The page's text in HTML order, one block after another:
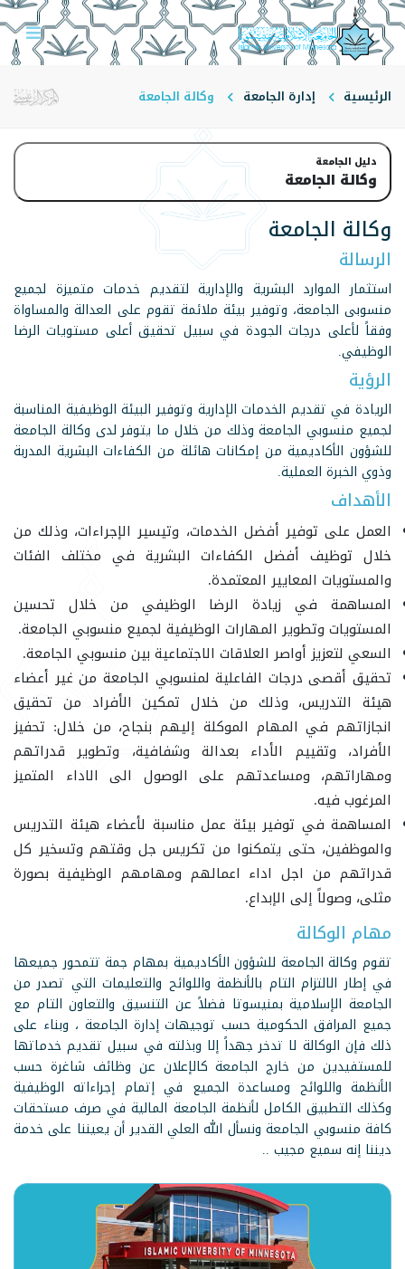
الرئيسية إدارة الجامعة وكالة الجامعة
دليل الجامعة
وكالة الجامعة
وكالة الجامعة
الرسالة
استثمار الموارد البشرية والإدارية لتقديم خدمات متميزة لجميع
منسوبي الجامعة، وتوفير بيئة ملائمة تقوم على العدالة والمساواة
وفقاً لأعلى درجات الجودة في سبيل تحقيق أعلى مستويات الرضا
الوظيفي.
الرؤية
الريادة في تقديم الخدمات الإدارية وتوفير البيئة الوظيفية المناسبة
لجميع منسوبي الجامعة وذلك من خلال ما يتوفر لدى وكالة الجامعة
للشؤون الأكاديمية من إمكانات هائلة من الكفاءات البشرية المدربة
وذوي الخبرة العملية.
الأهداف
العمل على توفير أفضل الخدمات، وتيسير الإجراءات، وذلك من
خلال توظيف أفضل الكفاءات البشرية في مختلف الفئات
والمستويات المعايير المعتمدة.
المساهمة في زيادة الرضا الوظيفي من خلال تحسين
المستويات وتطوير المهارات الوظيفية لجميع منسوبي الجامعة.
السعي لتعزيز أواصر العلاقات الاجتماعية بين منسوبي الجامعة.
تحقيق أقصى درجات الفاعلية لمنسوبي الجامعة من غير أعضاء
هيئة التدريس، وذلك من خلال تمكين الأفراد من تحقيق
انجازاتهم في المهام الموكلة إليهم بنجاح، من خلال: تحفيز
الأفراد، وتقييم الأداء بعدالة وشفافية، وتطوير قدراتهم
ومهاراتهم، ومساعدتهم على الوصول الى الاداء المتميز
المرغوب فيه.
المساهمة في توفير بيئة عمل مناسبة لأعضاء هيئة التدريس
والموظفين، حتى يتمكنوا من تكريس جل وقتهم وتسخير كل
قدراتهم من اجل اداء اعمالهم ومهامهم الوظيفية بصورة
مثلى، وصولاً إلى الإبداع.
مهام الوكالة
تقوم وكالة الجامعة للشؤون الأكاديمية بمهام جمة تتمحور جميعها
في إطار الالتزام التام بالأنظمة واللوائح والتعليمات التي تصدر من
الجامعة الإسلامية بمنيسوتا فضلاً عن التنسيق والتعاون التام مع
جميع المرافق الحكومية حسب توجيهات إدارة الجامعة ، وبناء على
ذلك فإن الوكالة لا تدخر جهداً إلا وبذلته في سبيل تقديم خدماتها
للمستفيدين من خارج الجامعة كالإعلان عن وظائف شاغرة حسب
الأنظمة واللوائح ومساعدة الجميع في إتمام إجراءاته الوظيفية
وكذلك التطبيق الكامل لأنظمة الجامعة المالية في صرف مستحقات
كافة منسوبي الجامعة ونسأل الله العلي القدير أن يعيننا على خدمة
ديننا إنه سميع مجيب ..